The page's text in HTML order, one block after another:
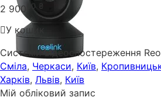
2 900
00 ₴
У кошик
Системи відеоспостереження
Сміла, Черкаси, Київ,
Харків, Львів, Київ
Мій обліковий запис